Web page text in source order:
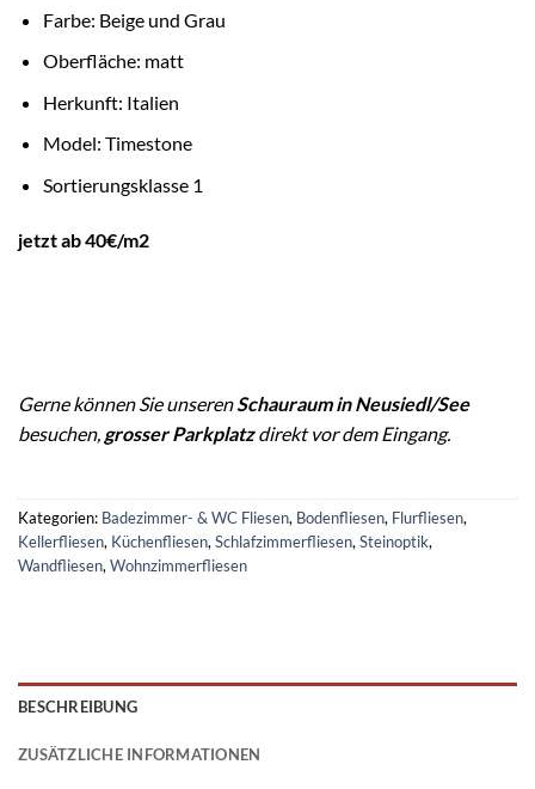
Farbe: Beige und Grau
Oberfläche: matt
Herkunft: Italien
Model: Timestone
Sortierungsklasse 1
jetzt ab 40€/m2
Gerne können Sie unserenSchauraum in Neusiedl/See
besuchen, grosser Parkplatzdirekt vor dem Eingang.
Kategorien: Badezimmer- & WC Fliesen, Bodenfliesen, Flurfliesen,
Kellerfliesen, Küchenfliesen, Schlafzimmerfliesen, Steinoptik,
Wandfliesen, Wohnzimmerfliesen
BESCHREIBUNG
ZUSÄTZLICHE INFORMATIONEN